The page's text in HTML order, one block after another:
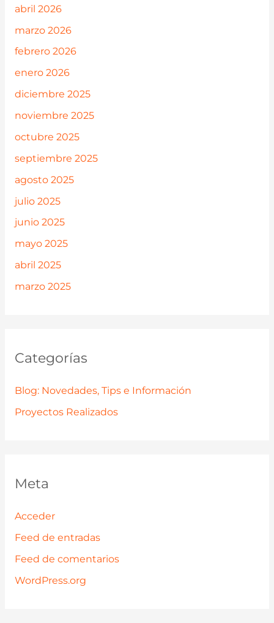
abril 2026
marzo 2026
febrero 2026
enero 2026
diciembre 2025
noviembre 2025
octubre 2025
septiembre 2025
agosto 2025
julio 2025
junio 2025
mayo 2025
abril 2025
marzo 2025
Categorías
Blog: Novedades, Tips e Información
Proyectos Realizados
Meta
Acceder
Feed de entradas
Feed de comentarios
WordPress.org